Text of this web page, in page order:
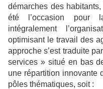
démarches des
été l’occasion pour
intégralement
optimisant le travail des
approche s’est traduite
services » situé en bas
une répartition innovante
pôles thématiques, soit :